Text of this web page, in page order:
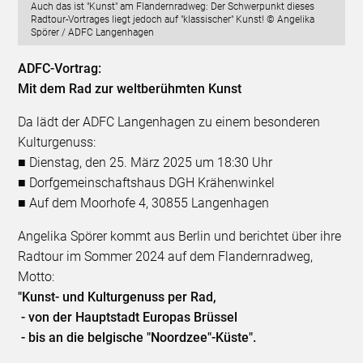
Auch das ist "Kunst" am Flandernradweg: Der Schwerpunkt dieses
Radtour-Vortrages liegt jedoch auf "klassischer" Kunst! © Angelika
Spörer / ADFC Langenhagen
ADFC-Vortrag:
Mit dem Rad zur weltberühmten Kunst
Da lädt der ADFC Langenhagen zu einem besonderen
Kulturgenuss:
■ Dienstag, den 25. März 2025 um 18:30 Uhr
■ Dorfgemeinschaftshaus DGH Krähenwinkel
■ Auf dem Moorhofe 4, 30855 Langenhagen
Angelika Spörer kommt aus Berlin und berichtet über ihre
Radtour im Sommer 2024 auf dem Flandernradweg,
Motto:
"Kunst- und Kulturgenuss per Rad,
- von der Hauptstadt Europas Brüssel
- bis an die belgische "Noordzee"-Küste".